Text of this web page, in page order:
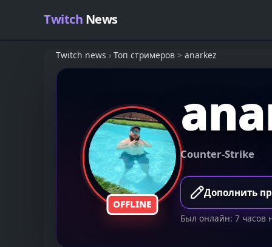
Twitch News
Twitch news › Топ стримеров > anarkez
OFFLINE
Counter-Strike
Дополнить
Был онлайн: 7 часов